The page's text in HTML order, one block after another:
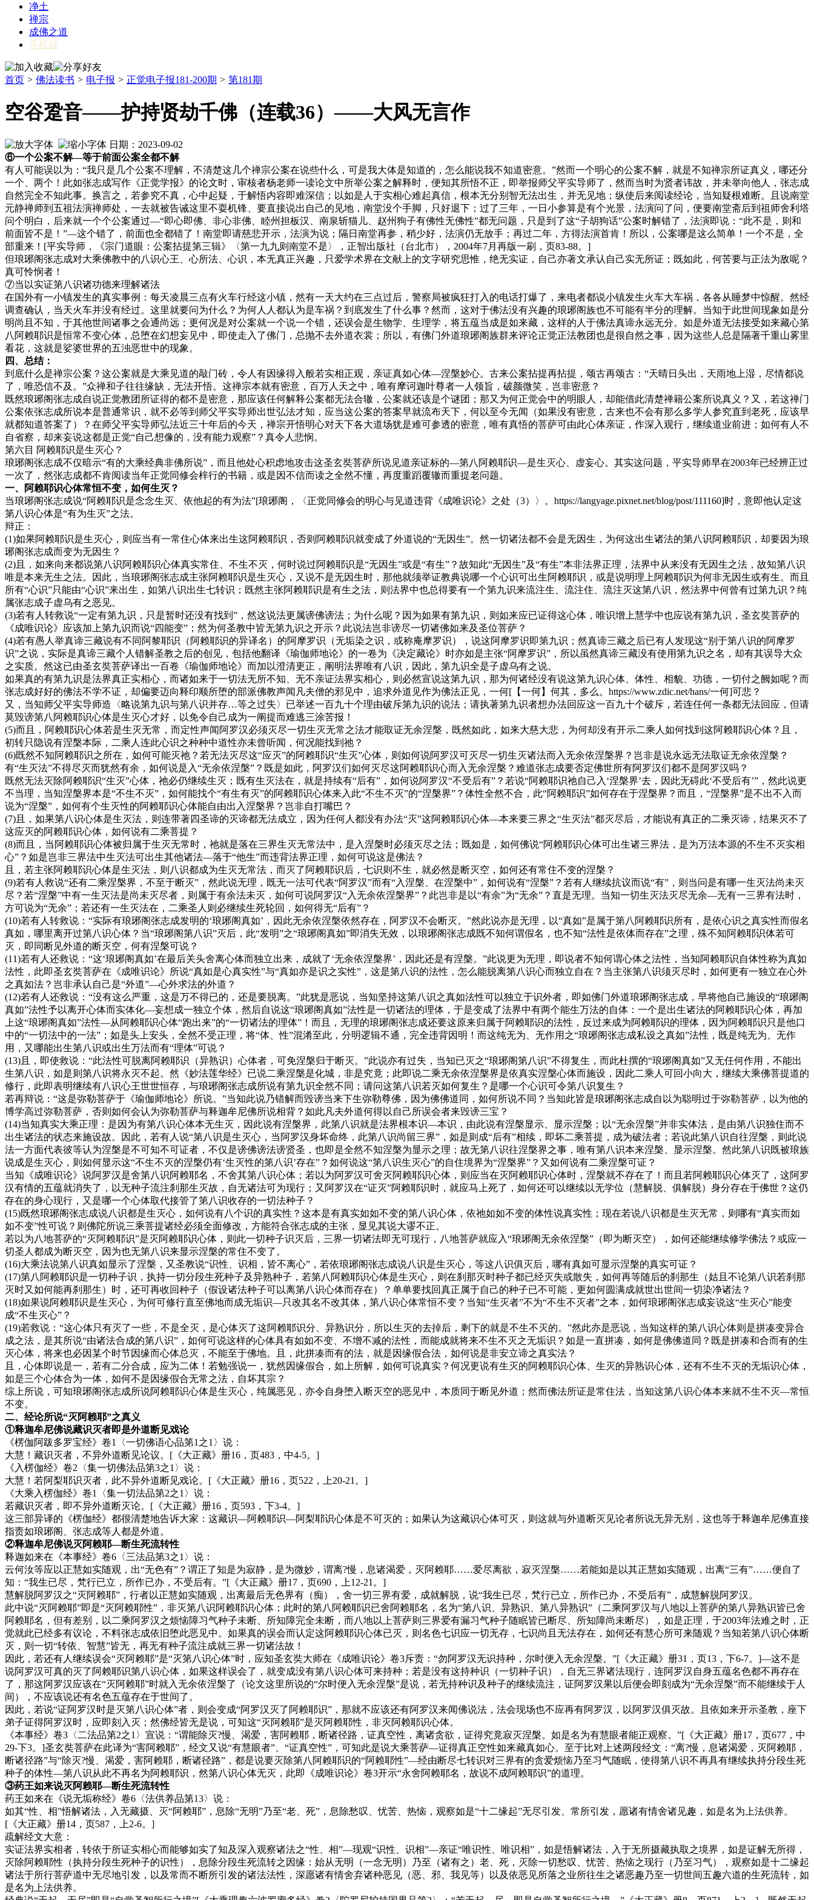
净土
禅宗
成佛之道
手机版
首页 > 佛法读书 > 电子报 > 正觉电子报181-200期 > 第181期
空谷跫音——护持贤劫千佛（连载36）——大风无言作
日期：2023-09-02
⑥一个公案不解—等于前面公案全都不解
有人可能误以为：“我只是几个公案不理解，不清楚这几个禅宗公案在说些什么，可是我大体是知道的，怎么能说我不知道密意。”然而一个明心的公案不解，就是不知禅宗所证真义，哪还分
一个、两个！此如张志成写作《正觉学报》的论文时，审核者杨老师一读论文中所举公案之解释时，便知其所悟不正，即举报师父平实导师了，然而当时为贤者讳故，并未举向他人，张志成
自然完全不知此事。换言之，若参究不真，心中起疑，于解悟内容即难深信；以如是人于实相心难起真信，根本无分别智无法出生，并无见地；纵使后来阅读经论，当知疑根难断。且说南堂
元静禅师到五祖法演禅师处，一去就被告诫这里不耍机锋、要直接说出自己的见地，南堂没个手脚，只好退下；过了三年，一日小参算是有个光景，法演问了问，便要南堂斋后到祖师舍利塔
问个明白，后来就一个个公案通过—“即心即佛、非心非佛、睦州担板汉、南泉斩猫儿、赵州狗子有佛性无佛性”都无问题，只是到了这“子胡狗话”公案时解错了，法演即说：“此不是，则和
前面皆不是！”—这个错了，前面也全都错了！南堂即请慈悲开示，法演为说；隔日南堂再参，稍少好，法演仍无放手；再过二年，方得法演首肯！所以，公案哪是这么简单！一个不是，全
部重来！ [平实导师，《宗门道眼：公案拈提第三辑》〈第一九九则南堂不是〉，正智出版社（台北市），2004年7月再版一刷，页83-88。]
但琅琊阁张志成对大乘佛教中的八识心王、心所法、心识，本无真正兴趣，只爱学术界在文献上的文字研究思惟，绝无实证，自己亦著文承认自己实无所证；既如此，何苦要与正法为敌呢？
真可怜悯者！
⑦当以实证第八识诸功德来理解诸法
在国外有一小镇发生的真实事例：每天凌晨三点有火车行经这小镇，然有一天大约在三点过后，警察局被疯狂打入的电话打爆了，来电者都说小镇发生火车大车祸，各各从睡梦中惊醒。然经
调查确认，当天火车并没有经过。这里就要问为什么？为何人人都认为是车祸？到底发生了什么事？然而，这对于佛法没有兴趣的琅琊阁族也不可能有半分的理解。当知于此世间现象如是分
明尚且不知，于其他世间诸事之会通尚远；更何况是对公案就一个说一个错，还误会是生物学、生理学，将五蕴当成是如来藏，这样的人于佛法真谛永远无分。如是外道无法接受如来藏心第
八阿赖耶识是恒常不变心体，总堕在幻想妄见中，即使走入了佛门，总抛不去外道衣裳；所以，有佛门外道琅琊阁族群来评论正觉正法教团也是很自然之事，因为这些人总是隔著千重山雾里
看花，这就是娑婆世界的五浊恶世中的现象。
四、总结：
到底什么是禅宗公案？这公案就是大乘见道的敲门砖，令人有因缘得入般若实相正观，亲证真如心体—涅槃妙心。古来公案拈提再拈提，颂古再颂古：“天晴日头出，天雨地上湿，尽情都说
了，唯恐信不及。”众禅和子往往缘缺，无法开悟。这禅宗本就有密意，百万人天之中，唯有摩诃迦叶尊者一人领旨，破颜微笑，岂非密意？
既然琅琊阁张志成自说正觉教团所证得的都不是密意，那应该任何解释公案都无法合辙，公案就还该是个谜团；那又为何正觉会中的明眼人，却能借此清楚禅籍公案所说真义？又，若这禅门
公案依张志成所说本是普通常识，就不必等到师父平实导师出世弘法才知，应当这公案的答案早就流布天下，何以至今无闻（如果没有密意，古来也不会有那么多学人参究直到老死，应该早
就都知道答案了）？在师父平实导师弘法近三十年后的今天，禅宗开悟明心对天下各大道场犹是难可参透的密意，唯有真悟的菩萨可由此心体亲证，作深入观行，继续道业前进；如何有人不
自省察，却来妄说这都是正觉“自己想像的，没有能力观察”？真令人悲悯。
第六目 阿赖耶识是生灭心？
琅琊阁张志成不仅暗示“有的大乘经典非佛所说”，而且他处心积虑地攻击这圣玄奘菩萨所说见道亲证标的—第八阿赖耶识—是生灭心、虚妄心。其实这问题，平实导师早在2003年已经辨正过
一次了，然张志成都不肯阅读当年正觉同修会梓行的书籍，或是因不信而读之全然不懂，再度重蹈覆辙而重提老问题。
一、阿赖耶识心体常恒不变，如何生灭？
当琅琊阁张志成说“阿赖耶识是念念生灭、依他起的有为法”[琅琊阁，〈正觉同修会的明心与见道违背《成唯识论》之处（3）〉。https://langyage.pixnet.net/blog/post/111160]时，意即他认定这
第八识心体是“有为生灭”之法。
辩正：
(1)如果阿赖耶识是生灭心，则应当有一常住心体来出生这阿赖耶识，否则阿赖耶识就变成了外道说的“无因生”。然一切诸法都不会是无因生，为何这出生诸法的第八识阿赖耶识，却要因为琅
琊阁张志成而变为无因生？
(2)且，如来向来都说第八识阿赖耶识心体真实常住、不生不灭，何时说过阿赖耶识是“无因生”或是“有生”？故知此“无因生”及“有生”本非法界正理，法界中从来没有无因生之法，故知第八识
唯是本来无生之法。因此，当琅琊阁张志成主张阿赖耶识是生灭心，又说不是无因生时，那他就须举证教典说哪一个心识可出生阿赖耶识，或是说明理上阿赖耶识为何非无因生或有生。而且
所有“心识”只能由“心识”来出生，如第八识出生七转识；既然主张阿赖耶识是有生之法，则法界中也总得要有一个第九识来流注生、流注住、流注灭这第八识，然法界中何曾有过第九识？纯
属张志成子虚乌有之恶见。
(3)若有人转救说“一定有第九识，只是暂时还没有找到”，然这说法更属谤佛谤法；为什么呢？因为如果有第九识，则如来应已证得这心体，唯识增上慧学中也应说有第九识，圣玄奘菩萨的
《成唯识论》应该加上第九识而说“四能变”；然为何圣教中皆无第九识之开示？此说法岂非谤尽一切诸佛如来及圣位菩萨？
(4)若有愚人举真谛三藏说有不同阿黎耶识（阿赖耶识的异译名）的阿摩罗识（无垢染之识，或称庵摩罗识），说这阿摩罗识即第九识；然真谛三藏之后已有人发现这“别于第八识的阿摩罗
识”之说，实际是真谛三藏个人错解圣教之后的创见，包括他翻译《瑜伽师地论》的一卷为《决定藏论》时亦如是主张“阿摩罗识”，所以虽然真谛三藏没有使用第九识之名，却有其误导大众
之实质。然这已由圣玄奘菩萨译出一百卷《瑜伽师地论》而加以澄清更正，阐明法界唯有八识，因此，第九识全是子虚乌有之说。
如果真的有第九识是法界真正实相心，而诸如来于一切法无所不知、无不亲证法界实相心，则必然宣说这第九识，那为何诸经没有说这第九识心体、体性、相貌、功德，一切付之阙如呢？而
张志成好好的佛法不学不证，却偏要迈向释印顺所堕的部派佛教声闻凡夫僧的邪见中，追求外道见作为佛法正见，一何[【一何】何其，多么。https://www.zdic.net/hans/一何]可悲？
又，当知师父平实导师造〈略说第九识与第八识并存…等之过失〉已举述一百九十个理由破斥第九识的说法；请执著第九识者想办法回应这一百九十个破斥，若连任何一条都无法回应，但请
莫毁谤第八阿赖耶识心体是生灭心才好，以免令自己成为一阐提而难逃三涂苦报！
(5)而且，阿赖耶识心体若是生灭无常，而定性声闻阿罗汉必须灭尽一切生灭无常之法才能取证无余涅槃，既然如此，如来大慈大悲，为何却没有开示二乘人如何找到这阿赖耶识心体？且，
初转只隐说有涅槃本际，二乘人连此心识之种种中道性亦未曾听闻，何况能找到祂？
(6)既然不知阿赖耶识之所在，如何可能灭祂？若无法灭尽这“应灭”的阿赖耶识“生灭”心体，则如何说阿罗汉可灭尽一切生灭诸法而入无余依涅槃界？岂非是说永远无法取证无余依涅槃？
有“生灭法”不得尽灭而犹然有余，如何说是入“无余依涅槃”？既是如此，阿罗汉们如何灭尽这阿赖耶识心而入无余涅槃？难道张志成要否定佛世所有阿罗汉们都不是阿罗汉吗？
既然无法灭除阿赖耶识“生灭”心体，祂必仍继续生灭；既有生灭法在，就是持续有“后有”，如何说阿罗汉“不受后有”？若说“阿赖耶识祂自己入‘涅槃界’去，因此无碍此‘不受后有’”，然此说更
不当理，当知涅槃界本是“不生不灭”，如何能找个“有生有灭”的阿赖耶识心体来入此“不生不灭”的“涅槃界”？体性全然不合，此“阿赖耶识”如何存在于涅槃界？而且，“涅槃界”是不出不入而
说为“涅槃”，如何有个生灭性的阿赖耶识心体能自由出入涅槃界？岂非自打嘴巴？
(7)且，如果第八识心体是生灭法，则连带著四圣谛的灭谛都无法成立，因为任何人都没有办法“灭”这阿赖耶识心体—本来要三界之“生灭法”都灭尽后，才能说有真正的二乘灭谛，结果灭不了
这应灭的阿赖耶识心体，如何说有二乘菩提？
(8)而且，当阿赖耶识心体被归属于生灭无常时，祂就是落在三界生灭无常法中，是入涅槃时必须灭尽之法；既如是，如何佛说“阿赖耶识心体可出生诸三界法，是为万法本源的不生不灭实相
心”？如是岂非三界法中生灭法可出生其他诸法—落于“他生”而违背法界正理，如何可说这是佛法？
且，若主张阿赖耶识心体是生灭法，则八识都成为生灭无常法，而灭了阿赖耶识后，七识则不生，就必然是断灭空，如何还有常住不变的涅槃？
(9)若有人救说“还有二乘涅槃界，不至于断灭”，然此说无理，既无一法可代表“阿罗汉”而有“入涅槃、在涅槃中”，如何说有“涅槃”？若有人继续抗议而说“有”，则当问是有哪一生灭法尚未灭
尽？若“涅槃”中有一生灭法是尚未灭尽者，则属于有余法未灭，如何可说阿罗汉“入无余依涅槃界”？此岂非是以“有余”为“无余”？直是无理。当知一切生灭法灭尽无余—无有一三界有法时，
方可说为“无余”；若还有一生灭法在，二乘圣人则必继续生死轮回，如何得无“后有”？
(10)若有人转救说：“实际有琅琊阁张志成发明的‘琅琊阁真如’，因此无余依涅槃依然存在，阿罗汉不会断灭。”然此说亦是无理，以“真如”是属于第八阿赖耶识所有，是依心识之真实性而假名
真如，哪里离开过第八识心体？当“琅琊阁第八识”灭后，此“发明”之“琅琊阁真如”即消失无效，以琅琊阁张志成既不知何谓假名，也不知“法性是依体而存在”之理，殊不知阿赖耶识体若可
灭，即同断见外道的断灭空，何有涅槃可说？
(11)若有人还救说：“这‘琅琊阁真如’在最后关头舍离心体而独立出来，成就了‘无余依涅槃界’，因此还是有涅槃。”此说更为无理，即说者不知何谓心体之法性，当知阿赖耶识自体性称为真如
法性，此即圣玄奘菩萨在《成唯识论》所说“真如是心真实性”与“真如亦是识之实性”，这是第八识的法性，怎么能脱离第八识心而独立自在？当主张第八识须灭尽时，如何更有一独立在心外
之真如法？岂非承认自己是“外道”—心外求法的外道？
(12)若有人还救说：“没有这么严重，这是万不得已的，还是要脱离。”此犹是恶说，当知坚持这第八识之真如法性可以独立于识外者，即如佛门外道琅琊阁张志成，早将他自己施设的“琅琊阁
真如”法性予以离开心体而实体化—妄想成一独立个体，然后自说这“琅琊阁真如”法性是一切诸法的理体，于是变成了法界中有两个能生万法的自体：一个是出生诸法的阿赖耶识心体，再加
上这“琅琊阁真如”法性—从阿赖耶识心体“跑出来”的“一切诸法的理体”！而且，无理的琅琊阁张志成还要这原来归属于阿赖耶识的法性，反过来成为阿赖耶识的理体，因为阿赖耶识只是他口
中的“一切法中的一法”；如是头上安头，全然不受正理，将“体、性”混淆至此，分明逻辑不通，完全违背因明！而这纯无为、无作用之“琅琊阁张志成私设之真如”法性，既是纯无为、无作
用，又哪能出生第八识或出生万法而有“理体”可说？
(13)且，即使救说：“此法性可脱离阿赖耶识（异熟识）心体者，可免涅槃归于断灭。”此说亦有过失，当知已灭之“琅琊阁第八识”不得复生，而此杜撰的“琅琊阁真如”又无任何作用，不能出
生第八识，如是则第八识将永灭不起。然《妙法莲华经》已说二乘涅槃是化城，非是究竟；此即说二乘无余依涅槃界是依真实涅槃心体而施设，因此二乘人可回小向大，继续大乘佛菩提道的
修行，此即表明继续有八识心王世世恒存，与琅琊阁张志成所说有第九识全然不同；请问这第八识若灭如何复生？是哪一个心识可令第八识复生？
若再辩说：“这是弥勒菩萨于《瑜伽师地论》所说。”当知此说乃错解而毁谤当来下生弥勒尊佛，因为佛佛道同，如何所说不同？当知此皆是琅琊阁张志成自以为聪明过于弥勒菩萨，以为他的
博学高过弥勒菩萨，否则如何会认为弥勒菩萨与释迦牟尼佛所说相背？如此凡夫外道何得以自己所误会者来毁谤三宝？
(14)当知真实大乘正理：是因为有第八识心体本无生灭，因此说有涅槃界，此第八识就是法界根本识—本识，由此说有涅槃显示、显示涅槃；以“无余涅槃”并非实体法，是由第八识独住而不
出生诸法的状态来施设故。因此，若有人说“第八识是生灭心，当阿罗汉身坏命终，此第八识尚留三界”，如是则成“后有”相续，即坏二乘菩提，成为破法者；若说此第八识自往涅槃，则此说
法一方面代表彼等认为涅槃是不可知不可证者，不仅是谤佛谤法谤贤圣，也即是全然不知涅槃为显示之理；故无第八识往涅槃界之事，唯有第八识本来涅槃、显示涅槃。然此第八识既被琅族
说成是生灭心，则如何显示这“不生不灭的涅槃仍有‘生灭性的第八识’存在”？如何说这“第八识生灭心”的自住境界为“涅槃界”？又如何说有二乘涅槃可证？
当知《成唯识论》说阿罗汉是舍第八识阿赖耶名，不舍其第八识心体；若以为阿罗汉可舍灭阿赖耶识心体，则应当在灭阿赖耶识心体时，涅槃就不存在了！而且若阿赖耶识心体灭了，这阿罗
汉有情的五蕴就消失了，以无种子流注刹那生灭故，自无诸法可为现行；又阿罗汉在“证灭”阿赖耶识时，就应马上死了，如何还可以继续以无学位（慧解脱、俱解脱）身分存在于佛世？这仍
存在的身心现行，又是哪一个心体取代接管了第八识收存的一切法种子？
(15)既然琅琊阁张志成说八识都是生灭心，如何说有八个识的真实性？这本是有真实如如不变的第八识心体，依祂如如不变的体性说真实性；现在若说八识都是生灭无常，则哪有“真实而如
如不变”性可说？则佛陀所说三乘菩提诸经必须全面修改，方能符合张志成的主张，显见其说大谬不正。
若以为八地菩萨的“灭阿赖耶识”是灭阿赖耶识心体，则此一切种子识灭后，三界一切诸法即无可现行，八地菩萨就应入“琅琊阁无余依涅槃”（即为断灭空），如何还能继续修学佛法？或应一
切圣人都成为断灭空，因为也无第八识来显示涅槃的常住不变了。
(16)大乘法说第八识真如显示了涅槃，又圣教说“识性、识相，皆不离心”，若依琅琊阁张志成说八识是生灭心，等这八识俱灭后，哪有真如可显示涅槃的真实可证？
(17)第八阿赖耶识是一切种子识，执持一切分段生死种子及异熟种子，若第八阿赖耶识心体是生灭心，则在刹那灭时种子都已经灭失或散失，如何再等随后的刹那生（姑且不论第八识若刹那
灭时又如何能再刹那生）时，还可再收回种子（假设诸法种子可以离第八识心体而存在）？单单要找回真正属于自己的种子已不可能，更如何圆满成就世出世间一切染净诸法？
(18)如果说阿赖耶识是生灭心，为何可修行直至佛地而成无垢识—只改其名不改其体，第八识心体常恒不变？当知“生灭者”不为“不生不灭者”之本，如何琅琊阁张志成妄说这“生灭心”能变
成“不生灭心”？
(19)若救说：“这心体只有灭了一些，不是全灭，是心体灭了这阿赖耶识分、异熟识分，所以生灭的去掉后，剩下的就是不生不灭的。”然此亦是恶说，当知这样的第八识心体则是拼凑变异合
成之法，是其所说“由诸法合成的第八识”，如何可说这样的心体具有如如不变、不增不减的法性，而能成就将来不生不灭之无垢识？如是一直拼凑，如何是佛佛道同？既是拼凑和合而有的生
灭心体，将来也必因某个时节因缘而心体总灭，不能至于佛地。且，此拼凑而有的法，就是因缘假合法，如何说是非安立谛之真实法？
且，心体即说是一，若有二分合成，应为二体！若勉强说一，犹然因缘假合，如上所解，如何可说真实？何况更说有生灭的阿赖耶识心体、生灭的异熟识心体，还有不生不灭的无垢识心体，
如是三个心体合为一体，如何不是因缘假合无常之法，自坏其宗？
综上所说，可知琅琊阁张志成所说阿赖耶识心体是生灭心，纯属恶见，亦令自身堕入断灭空的恶见中，本质同于断见外道；然而佛法所证是常住法，当知这第八识心体本来就不生不灭—常恒
不变。
二、经论所说“灭阿赖耶”之真义
①释迦牟尼佛说藏识灭者即是外道断见戏论
《楞伽阿跋多罗宝经》卷1〈一切佛语心品第1之1〉说：
大慧！藏识灭者，不异外道断见论议。 [《大正藏》册16，页483，中4-5。]
《入楞伽经》卷2〈集一切佛法品第3之1〉说：
大慧！若阿梨耶识灭者，此不异外道断见戏论。 [《大正藏》册16，页522，上20-21。]
《大乘入楞伽经》卷1〈集一切法品第2之1〉说：
若藏识灭者，即不异外道断灭论。 [《大正藏》册16，页593，下3-4。]
这三部异译的《楞伽经》都很清楚地告诉大家：这藏识—阿赖耶识—阿梨耶识心体是不可灭的；如果认为这藏识心体可灭，则这就与外道断灭见论者所说无异无别，这也等于释迦牟尼佛直接
指责如琅琊阁、张志成等人都是外道。
②释迦牟尼佛说灭阿赖耶—断生死流转性
释迦如来在《本事经》卷6〈三法品第3之1〉说：
云何汝等应以正慧如实随观，出“无色有”？谓正了知是为寂静，是为微妙，谓离?慢，息诸渴爱，灭阿赖耶……爱尽离欲，寂灭涅槃……若能如是以其正慧如实随观，出离“三有”……便自了
知：“我生已尽，梵行已立，所作已办，不受后有。”[《大正藏》册17，页690，上12-21。]
慧解脱阿罗汉之“灭阿赖耶”，行者以正慧如实随观，出离最后无色界有（痴），舍一切三界有爱，成就解脱，说“我生已尽，梵行已立，所作已办，不受后有”，成慧解脱阿罗汉。
此中说“灭阿赖耶”即是“灭阿赖耶性”，非灭第八识阿赖耶识心体；此时的第八阿赖耶识已舍阿赖耶名，名为“第八识、异熟识、第八异熟识”（二乘阿罗汉与八地以上菩萨的第八异熟识皆已舍
阿赖耶名，但有差别，以二乘阿罗汉之烦恼障习气种子未断、所知障完全未断，而八地以上菩萨则三界爱有漏习气种子随眠皆已断尽、所知障尚未断尽），如是正理，于2003年法难之时，正
觉就此已经多有议论，不料张志成依旧堕此恶见中。如果真的误会而认定这阿赖耶识心体已灭，则名色七识应一切无存，七识尚且无法存在，如何还有慧心所可来随观？当知若第八识心体断
灭，则一切“转依、智慧”皆无，再无有种子流注成就三界一切诸法故！
因此，若还有人继续误会“灭阿赖耶”是“灭第八识心体”时，应知圣玄奘大师在《成唯识论》卷3斥责：“勿阿罗汉无识持种，尔时便入无余涅槃。”[《大正藏》册31，页13，下6-7。]—这不是
说阿罗汉可真的灭了阿赖耶识第八识心体，如果这样误会了，就变成没有第八识心体可来持种；若是没有这持种识（一切种子识），自无三界诸法现行，连阿罗汉自身五蕴名色都不再存在
了，那这阿罗汉应该在“灭阿赖耶”时就入无余依涅槃了（论文这里所说的“尔时便入无余涅槃”是说，若无持种识及种子的继续流注，证阿罗汉果以后便会即刻成为“无余涅槃”而不能继续于人
间），不应该说还有名色五蕴存在于世间了。
因此，若说“证阿罗汉时是灭第八识心体”者，则会变成“阿罗汉灭了阿赖耶识”，那就不应该还有阿罗汉来闻佛说法，法会现场也不应再有阿罗汉，以阿罗汉俱灭故。且依如来开示圣教，座下
弟子证得阿罗汉时，应即刻入灭；然佛经皆无是说，可知这“灭阿赖耶”是灭阿赖耶性，非灭阿赖耶识心体。
《本事经》卷3〈二法品第2之1〉宣说：“谓能除灭?慢、渴爱，害阿赖耶，断诸径路，证真空性，离诸贪欲，证得究竟寂灭涅槃。如是名为有慧眼者能正观察。”[《大正藏》册17，页677，中
29-下3。]圣玄奘菩萨在此译为“害阿赖耶”，经文又说“有慧眼者”、“证真空性”，可知此是说大乘菩萨—证得真正空性如来藏真如心。至于比对上述两段经文：“离?慢，息诸渴爱，灭阿赖耶，
断诸径路”与“除灭?慢、渴爱，害阿赖耶，断诸径路”，都是说要灭除第八阿赖耶识的“阿赖耶性”—经由断尽七转识对三界有的贪爱烦恼乃至习气随眠，使得第八识不再具有继续执持分段生死
种子的体性—第八识从此不再名为阿赖耶识，然第八识心体无灭，此即《成唯识论》卷3开示“永舍阿赖耶名，故说不成阿赖耶识”的道理。
③药王如来说灭阿赖耶—断生死流转性
药王如来在《说无垢称经》卷6〈法供养品第13〉说：
如其“性、相”悟解诸法，入无藏摄、灭“阿赖耶”，息除“无明”乃至“老、死”，息除愁叹、忧苦、热恼，观察如是“十二缘起”无尽引发、常所引发，愿诸有情舍诸见趣，如是名为上法供养。
[《大正藏》册14，页587，上2-6。]
疏解经文大意：
实证法界实相者，转依于所证实相心而能够如实了知及深入观察诸法之“性、相”—现观“识性、识相”—亲证“唯识性、唯识相”，如是悟解诸法，入于无所摄藏执取之境界，如是证解无所得，
灭除阿赖耶性（执持分段生死种子的识性），息除分段生死流转之因缘：始从无明（一念无明）乃至（诸有之）老、死，灭除一切愁叹、忧苦、热恼之现行（乃至习气），观察如是十二缘起
诸法于所行菩萨道中无尽地引发，以及常而不断所引发的诸法法性，深愿诸有情舍弃诸种恶见（恶、邪、我见等）以及依恶见所落之业所往生之诸恶趣乃至一切世间五趣六道的生死流转，如
是名为上法供养。